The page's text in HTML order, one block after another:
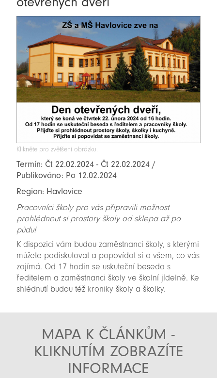
Klikněte pro zvětšení obrázku.
Termín: Čt 22.02.2024 - Čt 22.02.2024 /
Publikováno: Po 12.02.2024
Region: Havlovice
Pracovníci školy pro vás připravili možnost
prohlédnout si prostory školy od sklepa až po
půdu!
K dispozici vám budou zaměstnanci školy, s kterými
můžete podiskutovat a popovídat si o všem, co vás
zajímá. Od 17 hodin se uskuteční beseda s
ředitelem a zaměstnanci školy ve školní jídelně. Ke
shlédnutí budou též kroniky školy a školky.
MAPA K ČLÁNKŮM -
KLIKNUTÍM ZOBRAZÍTE
INFORMACE